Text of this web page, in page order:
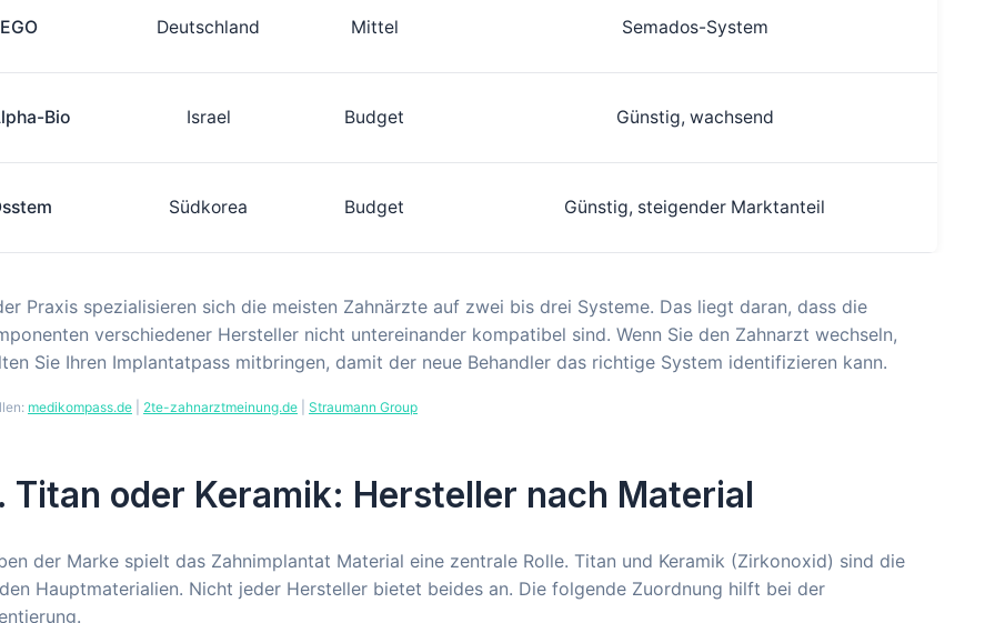
Deutschland Mittel Semados-System
Bio Israel Budget Günstig, wachsend
Südkorea Budget Günstig, steigender Marktanteil
Praxis spezialisieren sich die meisten Zahnärzte auf zwei bis drei Systeme. Das liegt daran, dass die
verschiedener Hersteller nicht untereinander kompatibel sind. Wenn Sie den Zahnarzt wechseln,
Sie Ihren Implantatpass mitbringen, damit der neue Behandler das richtige System identifizieren kann.
medikompass.de 2te-zahnarztmeinung.de Straumann Group
Titan oder Keramik: Hersteller nach Material
der Marke spielt das Zahnimplantat Material eine zentrale Rolle. Titan und Keramik (Zirkonoxid) sind die
Hauptmaterialien. Nicht jeder Hersteller bietet beides an. Die folgende Zuordnung hilft bei der